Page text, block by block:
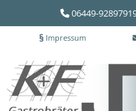
06449-
Impressum